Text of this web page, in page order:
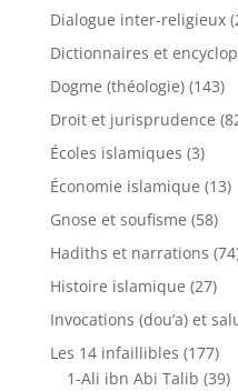
Dialogue inter-religieux
Dictionnaires et
Dogme (théologie) (143)
Droit et jurisprudence
Écoles islamiques (3)
Économie islamique (13)
Gnose et soufisme (58)
Hadiths et narrations
Histoire islamique (27)
Invocations (dou’a) et
Les 14 infaillibles (177)
1-Ali ibn Abi Talib (39)